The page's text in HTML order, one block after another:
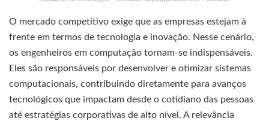
O mercado competitivo exige que as empresas estejam à
frente em termos de tecnologia e inovação. Nesse cenário,
os engenheiros em computação tornam-se indispensáveis.
Eles são responsáveis por desenvolver e otimizar sistemas
computacionais, contribuindo diretamente para avanços
tecnológicos que impactam desde o cotidiano das pessoas
até estratégias corporativas de alto nível. A relevância